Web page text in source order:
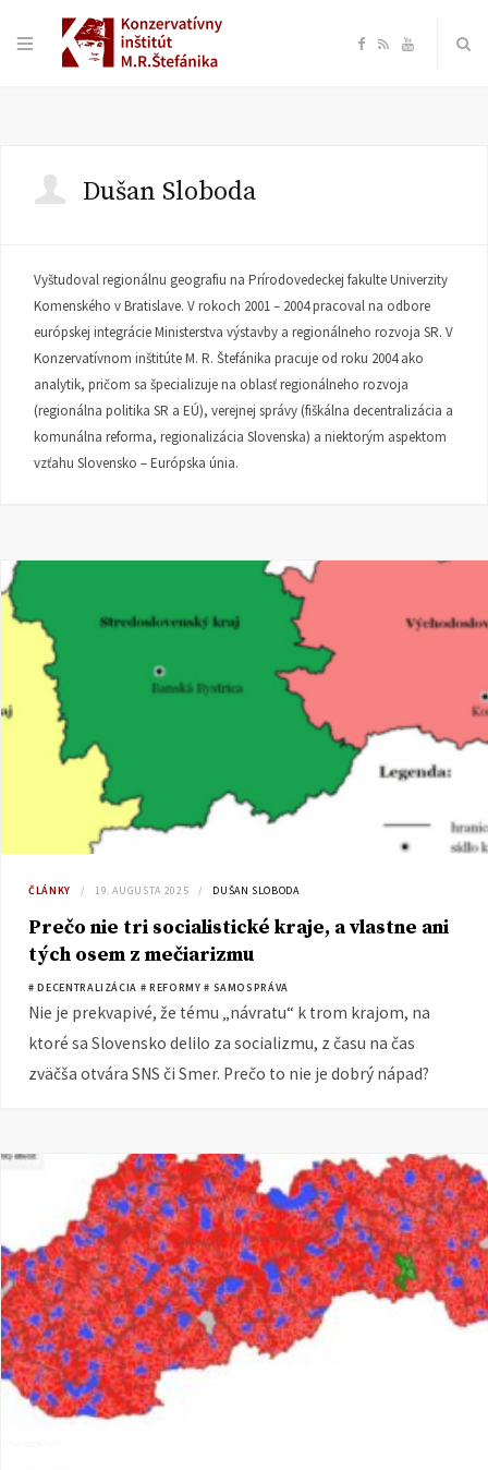
F
o
R Y
b
Dušan Sloboda
Vyštudoval regionálnu geografiu na Prírodovedeckej fakulte Univerzity
Komenského v Bratislave. V rokoch 2001 – 2004 pracoval na odbore
európskej integrácie Ministerstva výstavby a regionálneho rozvoja SR. V
Konzervatívnom inštitúte M. R. Štefánika pracuje od roku 2004 ako
analytik, pričom sa špecializuje na oblasť regionálneho rozvoja
(regionálna politika SR a EÚ), verejnej správy (fiškálna decentralizácia a
komunálna reforma, regionalizácia Slovenska) a niektorým aspektom
vzťahu Slovensko – Európska únia.
ČLÁNKY 19. AUGUSTA 2025 DUŠAN SLOBODA
Prečo nie tri socialistické kraje, a vlastne ani
tých osem z mečiarizmu
# DECENTRALIZÁCIA # REFORMY # SAMOSPRÁVA
Nie je prekvapivé, že tému „návratu“ k trom krajom, na
ktoré sa Slovensko delilo za socializmu, z času na čas
zväčša otvára SNS či Smer. Prečo to nie je dobrý nápad?